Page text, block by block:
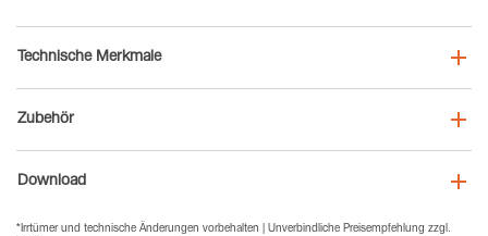
Technische Merkmale
Zubehör
Download
*Irrtümer und technische Änderungen vorbehalten | Unverbindliche Preisempfehlung zzgl.